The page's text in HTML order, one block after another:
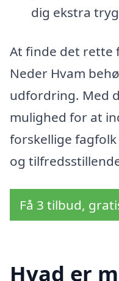
dig ekstra
At finde det rette
Neder Hvam
udfordring. Med
mulighed for at
forskellige
og
Få 3 tilbud,
Hvad er